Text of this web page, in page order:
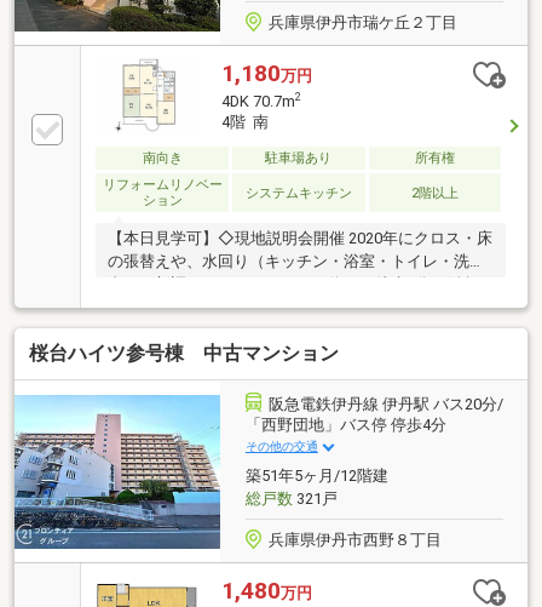
兵庫県伊丹市瑞ケ丘２丁目
1,180万円
4DK 70.7m2
4階 南
南向き 駐車場あり
所有権
リフォームリノベー
ション
システムキッチン 2階以上
【本日見学可】◇現地説明会開催 2020年にクロス・床
の張替えや、水回り（キッチン・浴室・トイレ・洗面
伊丹線「伊丹」駅までバスでスムーズにアクセス可
能。
桜台ハイツ参号棟 中古マンション
阪急電鉄伊丹線 伊丹駅 バス20分/
「西野団地」バス停 停歩4分
その他の交通
築51年5ヶ月/12階建
総戸数321戸
兵庫県伊丹市西野８丁目
1,480万円